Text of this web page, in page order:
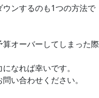
ンするのも1つの方法で
オーバーしてしまった際
なれば幸いです。
い合わせください。